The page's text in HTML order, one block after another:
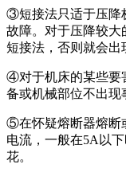
③短接法只适于压降
故障。对于压降较大
短接法，否则就会出
④对于机床的某些要
备或机械部位不出现
⑤在怀疑熔断器熔断
电流，一般在5A以
花。